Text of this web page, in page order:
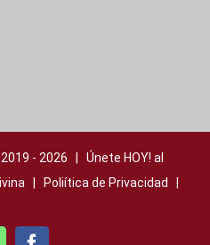
- 2026 | Únete HOY! al
| Poliítica de Privacidad